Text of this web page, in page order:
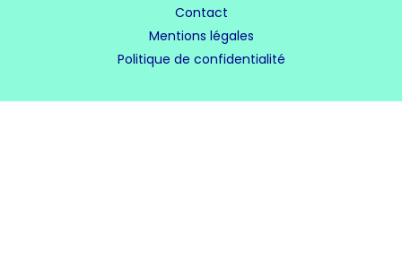
Contact
Mentions légales
Politique de confidentialité